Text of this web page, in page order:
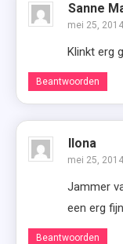
Sanne
mei 25,
Klinkt erg
Beantwoorden
Ilona
mei 25,
Jammer
een erg
Beantwoorden